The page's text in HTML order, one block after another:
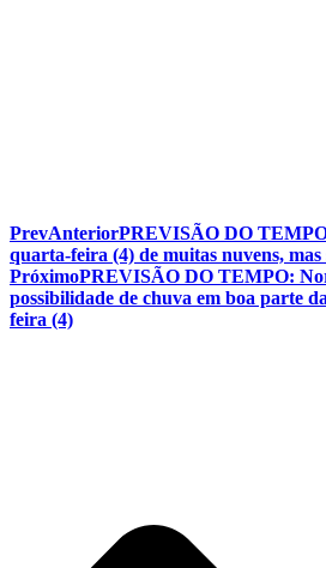
PrevAnteriorPREVISÃO DO
quarta-feira (4) de muitas nuvens, mas
PróximoPREVISÃO DO TEMPO:
possibilidade de chuva em boa parte
feira (4)